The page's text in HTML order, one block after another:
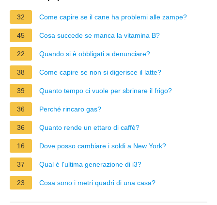
32 Come capire se il cane ha problemi alle zampe?
45 Cosa succede se manca la vitamina B?
22 Quando si è obbligati a denunciare?
38 Come capire se non si digerisce il latte?
39 Quanto tempo ci vuole per sbrinare il frigo?
36 Perché rincaro gas?
36 Quanto rende un ettaro di caffè?
16 Dove posso cambiare i soldi a New York?
37 Qual è l'ultima generazione di i3?
23 Cosa sono i metri quadri di una casa?